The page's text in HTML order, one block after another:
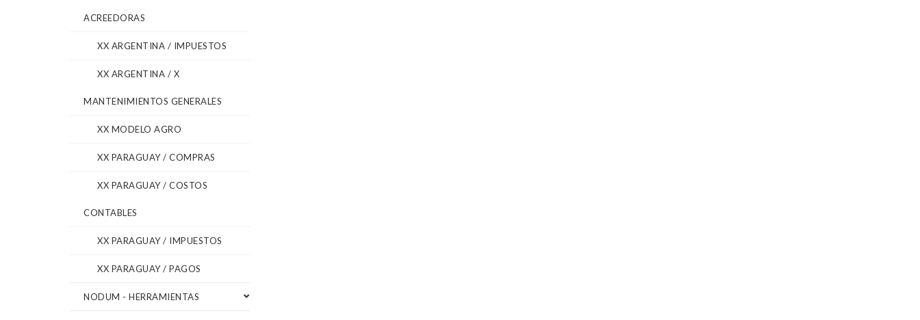
ACREEDORAS
XX ARGENTINA / IMPUESTOS
XX ARGENTINA / X
MANTENIMIENTOS GENERALES
XX MODELO AGRO
XX PARAGUAY / COMPRAS
XX PARAGUAY / COSTOS
CONTABLES
XX PARAGUAY / IMPUESTOS
XX PARAGUAY / PAGOS
NODUM - HERRAMIENTAS